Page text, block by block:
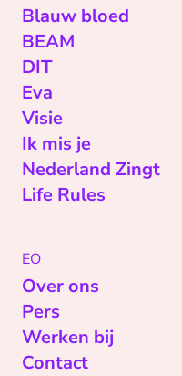
Blauw bloed
BEAM
DIT
Eva
Visie
Ik mis je
Nederland Zingt
Life Rules
EO
Over ons
Pers
Werken bij
Contact